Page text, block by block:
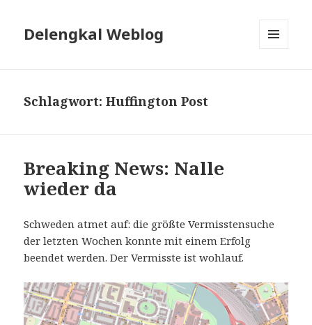
Delengkal Weblog
Schlagwort:Huffington Post
Breaking News: Nalle
wieder da
Schweden atmet auf: die größte Vermisstensuche
der letzten Wochen konnte mit einem Erfolg
beendet werden. Der Vermisste ist wohlauf.